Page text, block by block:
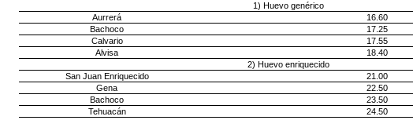
1) Huevo genérico
Aurrerá
16.60
Bachoco
17.25
Calvario
17.55
Alvisa
18.40
2) Huevo enriquecido
San Juan Enriquecido
21.00
Gena
22.50
Bachoco
23.50
Tehuacán
24.50